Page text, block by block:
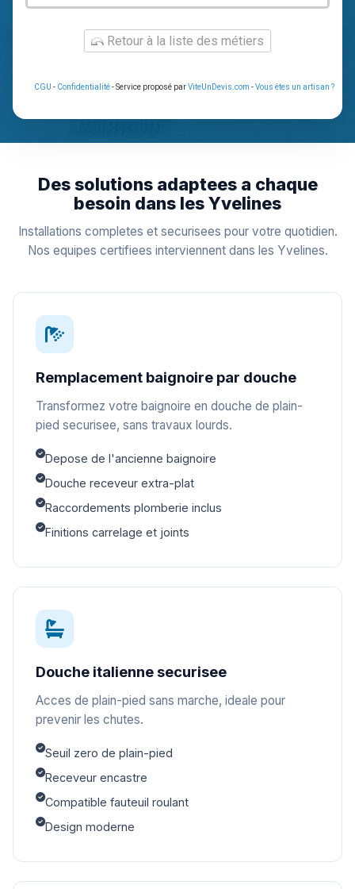
Retour à la liste des métiers
CGU - Confidentialité- Service proposé parViteUnDevis.com -Vous êtes un artisan ?
Des solutions adaptees a chaque
besoin dans les Yvelines
Installations completes et securisees pour votre quotidien.
Nos equipes certifiees interviennent dans les Yvelines.
Remplacement baignoire par douche
Transformez votre baignoire en douche de plain-
pied securisee, sans travaux lourds.
Depose de l'ancienne baignoire
Douche receveur extra-plat
Raccordements plomberie inclus
Finitions carrelage et joints
Douche italienne securisee
Acces de plain-pied sans marche, ideale pour
prevenir les chutes.
Seuil zero de plain-pied
Receveur encastre
Compatible fauteuil roulant
Design moderne